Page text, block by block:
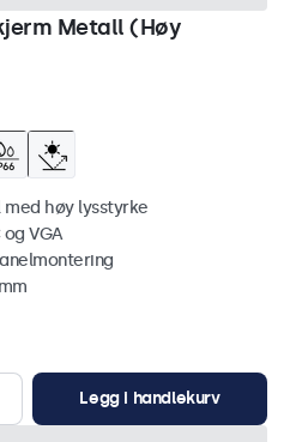
Metall (Høy
med høy lysstyrke
og VGA
Legg i handlekurv